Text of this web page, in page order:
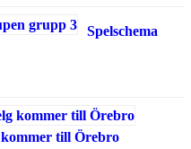
Spelschema
kommer till Örebro